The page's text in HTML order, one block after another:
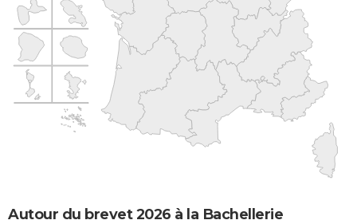
Autour du brevet 2026 à la Bachellerie